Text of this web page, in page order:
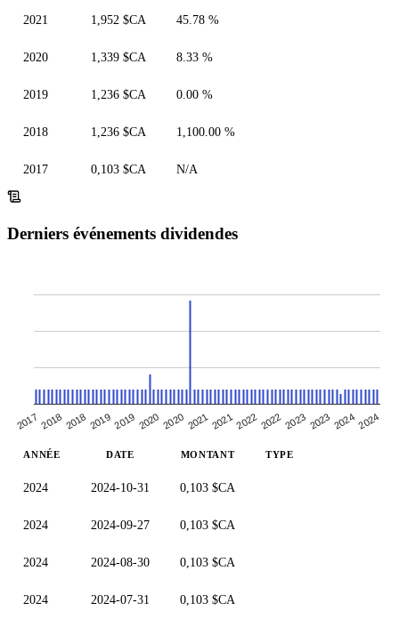
2021 1,952 $CA 45.78 %
2020 1,339 $CA 8.33 %
2019 1,236 $CA 0.00 %
2018 1,236 $CA 1,100.00 %
2017 0,103 $CA N/A
Derniers événements dividendes
2017 2018201820192019 2020 2020 20212021202220222023202320242024
ANNÉE DATE MONTANT TYPE
2024 2024-10-31 0,103 $CA
2024 2024-09-27 0,103 $CA
2024 2024-08-30 0,103 $CA
2024 2024-07-31 0,103 $CA